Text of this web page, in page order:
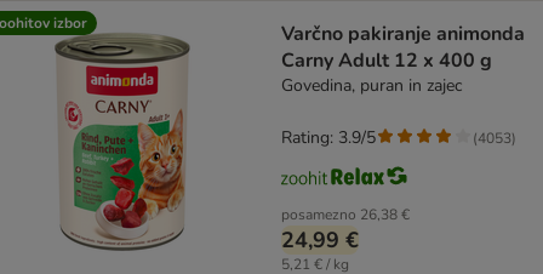
izbor
Varčno pakiranje animonda
Carny Adult 12 x 400 g
Govedina, puran in zajec
posamezno 26,38 €
24,99 €
5,21 € / kg
Rating: 3.9/5 (4053)